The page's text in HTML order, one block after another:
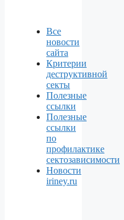
Все
новости
сайта
Критерии
деструктивной
секты
Полезные
ссылки
Полезные
ссылки
по
профилактике
сектозависимости
Новости
iriney.ru